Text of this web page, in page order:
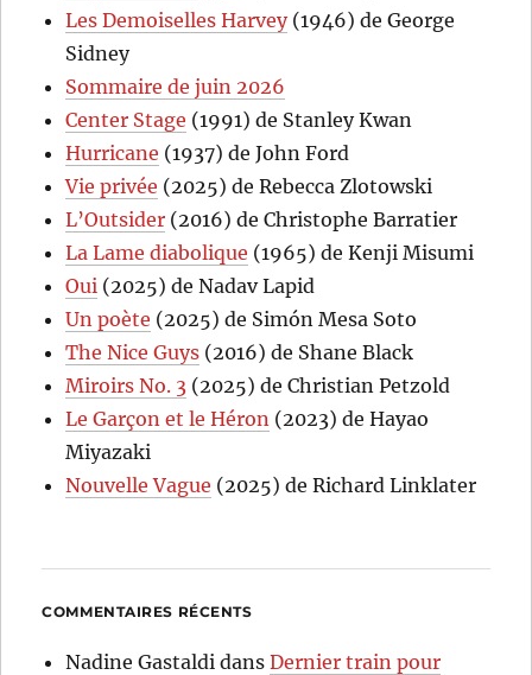
Les Demoiselles Harvey(1946) de George
Sidney
Sommaire de juin 2026
Center Stage (1991) de Stanley Kwan
Hurricane (1937) de John Ford
Vie privée (2025) de Rebecca Zlotowski
L’Outsider (2016) de Christophe Barratier
La Lame diabolique (1965) de Kenji Misumi
Oui (2025) de Nadav Lapid
Un poète (2025) de Simón Mesa Soto
The Nice Guys (2016) de Shane Black
Miroirs No. 3 (2025) de Christian Petzold
Le Garçon et le Héron (2023) de Hayao
Miyazaki
Nouvelle Vague (2025) de Richard Linklater
COMMENTAIRES RÉCENTS
Nadine Gastaldi dansDernier train pour